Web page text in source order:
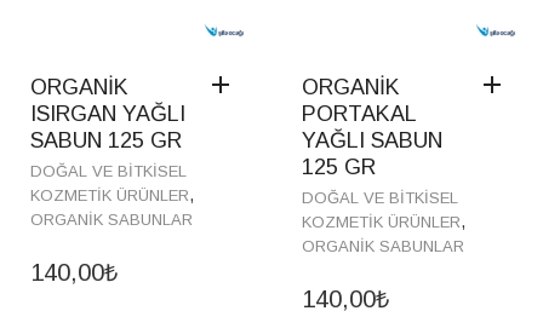
ORGANİK
ISIRGAN YAĞLI
SABUN 125 GR
DOĞAL VE BITKISEL
KOZMETIK ÜRÜNLER,
ORGANIK SABUNLAR
140,00₺
ORGANİK
PORTAKAL
YAĞLI SABUN
125 GR
DOĞAL VE BITKISEL
KOZMETIK ÜRÜNLER,
ORGANIK SABUNLAR
140,00₺